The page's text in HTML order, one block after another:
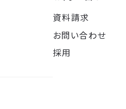
資料請求
お問い合わせ
採用